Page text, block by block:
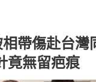
相帶傷赴台
竟無留疤痕